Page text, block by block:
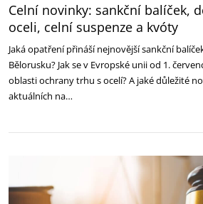
Celní novinky: sankční balíček,
oceli, celní suspenze a kvóty
Jaká opatření přináší nejnovější sankční
Bělorusku? Jak se v Evropské unii od 1.
oblasti ochrany trhu s ocelí? A jaké důležité
aktuálních na…